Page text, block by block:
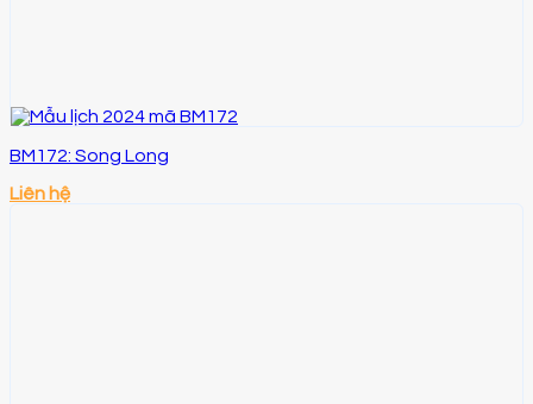
BM172: Song Long
Liên hệ